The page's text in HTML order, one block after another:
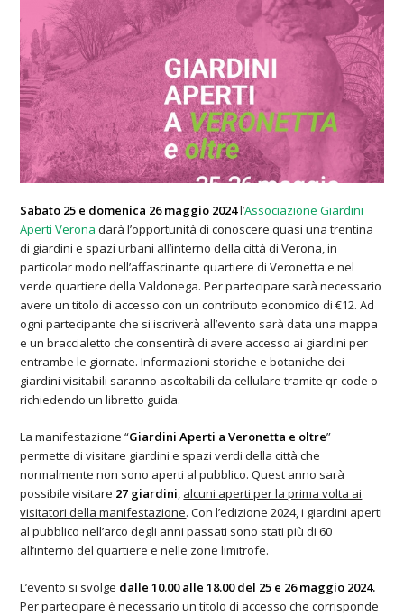
Sabato 25 e domenica 26 maggio 2024l’Associazione Giardini
Aperti Verona darà l’opportunità di conoscere quasi una trentina
di giardini e spazi urbani all’interno della città di Verona, in
particolar modo nell’affascinante quartiere di Veronetta e nel
verde quartiere della Valdonega. Per partecipare sarà necessario
avere un titolo di accesso con un contributo economico di €12. Ad
ogni partecipante che si iscriverà all’evento sarà data una mappa
e un braccialetto che consentirà di avere accesso ai giardini per
entrambe le giornate. Informazioni storiche e botaniche dei
giardini visitabili saranno ascoltabili da cellulare tramite qr-code o
richiedendo un libretto guida.
La manifestazione “Giardini Aperti a Veronetta e oltre”
permette di visitare giardini e spazi verdi della città che
normalmente non sono aperti al pubblico. Quest anno sarà
possibile visitare 27 giardini, alcuni aperti per la prima volta ai
visitatori della manifestazione. Con l’edizione 2024, i giardini aperti
al pubblico nell’arco degli anni passati sono stati più di 60
all’interno del quartiere e nelle zone limitrofe.
L’evento si svolge dalle 10.00 alle 18.00 del 25 e 26 maggio 2024.
Per partecipare è necessario un titolo di accesso che corrisponde